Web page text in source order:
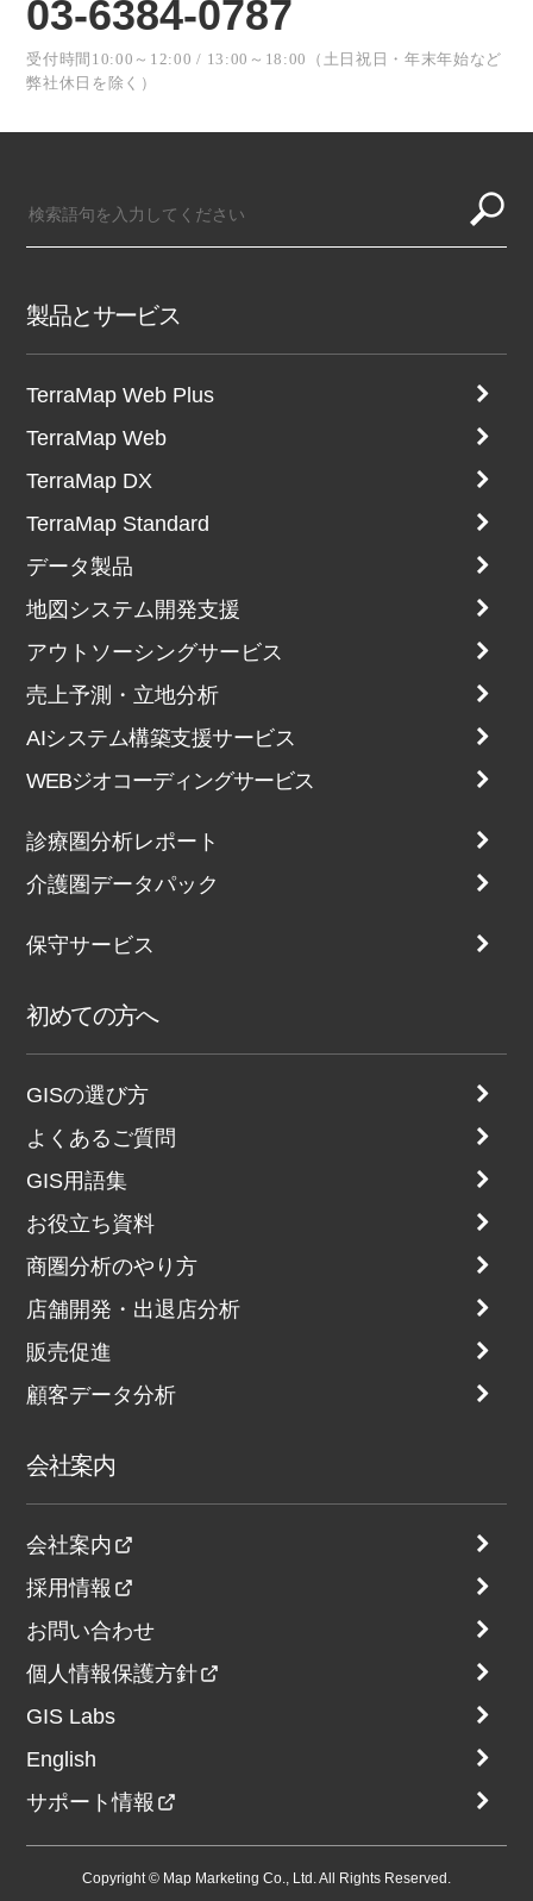
03-6384-0787
受付時間10:00～12:00 / 13:00～18:00（土日祝日・年末年始など
弊社休日を除く）
製品とサービス
TerraMap Web Plus
TerraMap Web
TerraMap DX
TerraMap Standard
データ製品
地図システム開発支援
アウトソーシングサービス
売上予測・立地分析
AIシステム構築支援サービス
WEBジオコーディングサービス
診療圏分析レポート
介護圏データパック
保守サービス
初めての方へ
GISの選び方
よくあるご質問
GIS用語集
お役立ち資料
商圏分析のやり方
店舗開発・出退店分析
販売促進
顧客データ分析
会社案内
会社案内
採用情報
お問い合わせ
個人情報保護方針
GIS Labs
English
サポート情報
Copyright © Map Marketing Co., Ltd. All Rights Reserved.